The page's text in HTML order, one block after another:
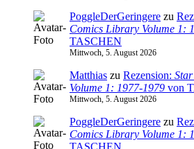
PoggleDerGeringere zu
Comics Library Volume 1:
TASCHEN
Mittwoch, 5. August 2026
Matthias zu Rezension:
Volume 1: 1977-1979 von
Mittwoch, 5. August 2026
PoggleDerGeringere zu
Comics Library Volume 1: